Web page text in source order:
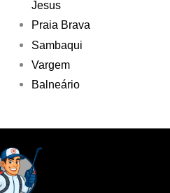
Jesus
Praia Brava
Sambaqui
Vargem
Balneário